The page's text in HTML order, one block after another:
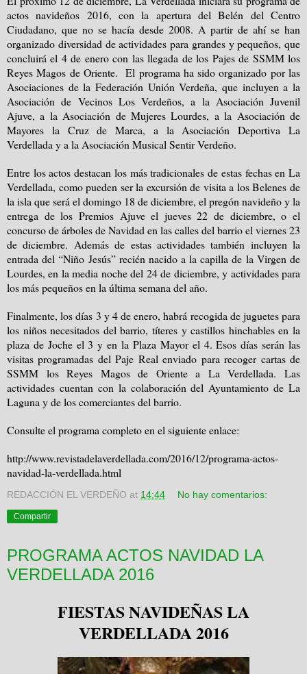
actos navideños 2016, con la apertura del Belén del Centro
Ciudadano, que no se hacía desde 2008. A partir de ahí se han
organizado diversidad de actividades para grandes y pequeños, que
concluirá el 4 de enero con las llegada de los Pajes de SSMM los
Reyes Magos de Oriente. El programa ha sido organizado por las
Asociaciones de la Federación Unión Verdeña, que incluyen a la
Asociación de Vecinos Los Verdeños, a la Asociación Juvenil
Ajuve, a la Asociación de Mujeres Lourdes, a la Asociación de
Mayores la Cruz de Marca, a la Asociación Deportiva La
Verdellada y a la Asociación Musical Sentir Verdeño.
Entre los actos destacan los más tradicionales de estas fechas en La
Verdellada, como pueden ser la excursión de visita a los Belenes de
la isla que será el domingo 18 de diciembre, el pregón navideño y la
entrega de los Premios Ajuve el jueves 22 de diciembre, o el
concurso de árboles de Navidad en las calles del barrio el viernes 23
de diciembre. Además de estas actividades también incluyen la
entrada del “Niño Jesús” recién nacido a la capilla de la Virgen de
Lourdes, en la media noche del 24 de diciembre, y actividades para
los más pequeños en la última semana del año.
Finalmente, los días 3 y 4 de enero, habrá recogida de juguetes para
los niños necesitados del barrio, títeres y castillos hinchables en la
plaza de Joche el 3 y en la Plaza Mayor el 4. Esos días serán las
visitas programadas del Paje Real enviado para recoger cartas de
SSMM los Reyes Magos de Oriente a La Verdellada. Las
actividades cuentan con la colaboración del Ayuntamiento de La
Laguna y de los comerciantes del barrio.
Consulte el programa completo en el siguiente enlace:
http://www.revistadelaverdellada.com/2016/12/programa-actos-
navidad-la-verdellada.html
REDACCIÓN EL VERDEÑO at 14:44 No hay comentarios:
Compartir
PROGRAMA ACTOS NAVIDAD LA
VERDELLADA 2016
FIESTAS NAVIDEÑAS LA
VERDELLADA 2016